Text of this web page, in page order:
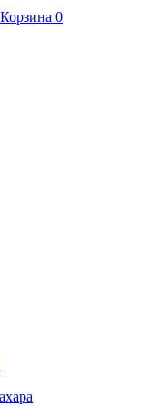
Корзина 0